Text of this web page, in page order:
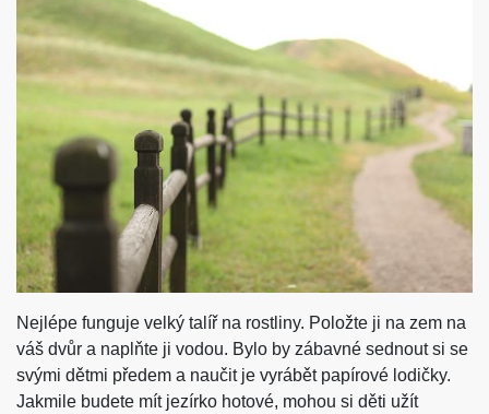
Nejlépe funguje velký talíř na rostliny. Položte ji na zem na
váš dvůr a naplňte ji vodou. Bylo by zábavné sednout si se
svými dětmi předem a naučit je vyrábět papírové lodičky.
Jakmile budete mít jezírko hotové, mohou si děti užít